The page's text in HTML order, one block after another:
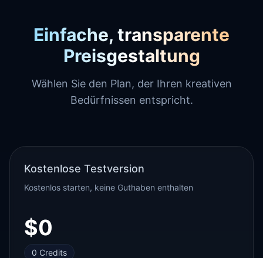
Einfache, transparente
Preisgestaltung
Wählen Sie den Plan, der Ihren kreativen
Bedürfnissen entspricht.
Kostenlose Testversion
Kostenlos starten, keine Guthaben enthalten
$0
0 Credits